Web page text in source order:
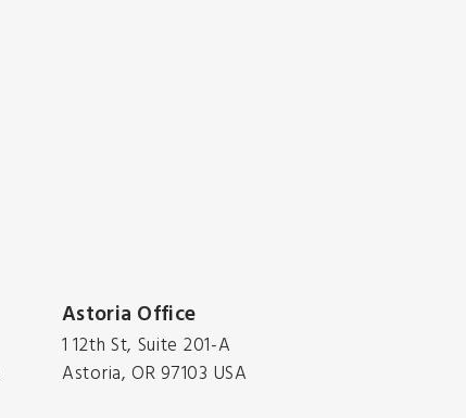
Astoria Office
1 12th St, Suite 201-A
Astoria, OR 97103 USA